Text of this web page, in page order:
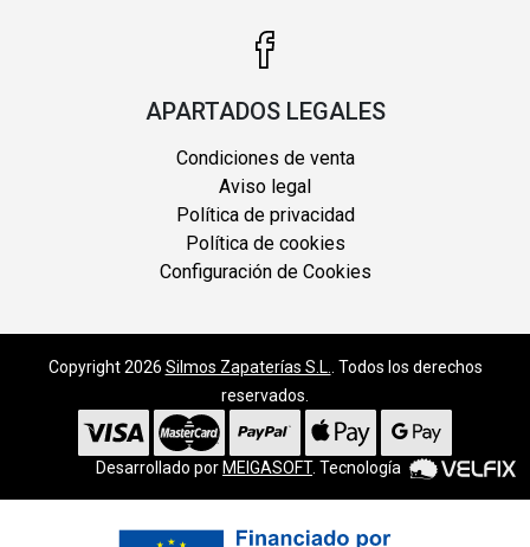
APARTADOS LEGALES
Condiciones de venta
Aviso legal
Política de privacidad
Política de cookies
Configuración de Cookies
Copyright 2026 Silmos Zapaterías S.L.
. Todos los derechos
reservados.
Desarrollado por MEIGASOFT. Tecnología